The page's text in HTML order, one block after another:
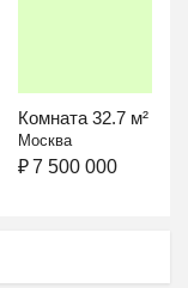
Комната 32.7 м² в 3-
Москва
₽7 500 000